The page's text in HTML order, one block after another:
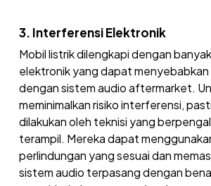
3. Interferensi Elektronik
Mobil listrik dilengkapi dengan
elektronik yang dapat
dengan sistem audio aftermarket.
meminimalkan risiko interferensi,
dilakukan oleh teknisi yang
terampil. Mereka dapat
perlindungan yang sesuai dan
sistem audio terpasang dengan